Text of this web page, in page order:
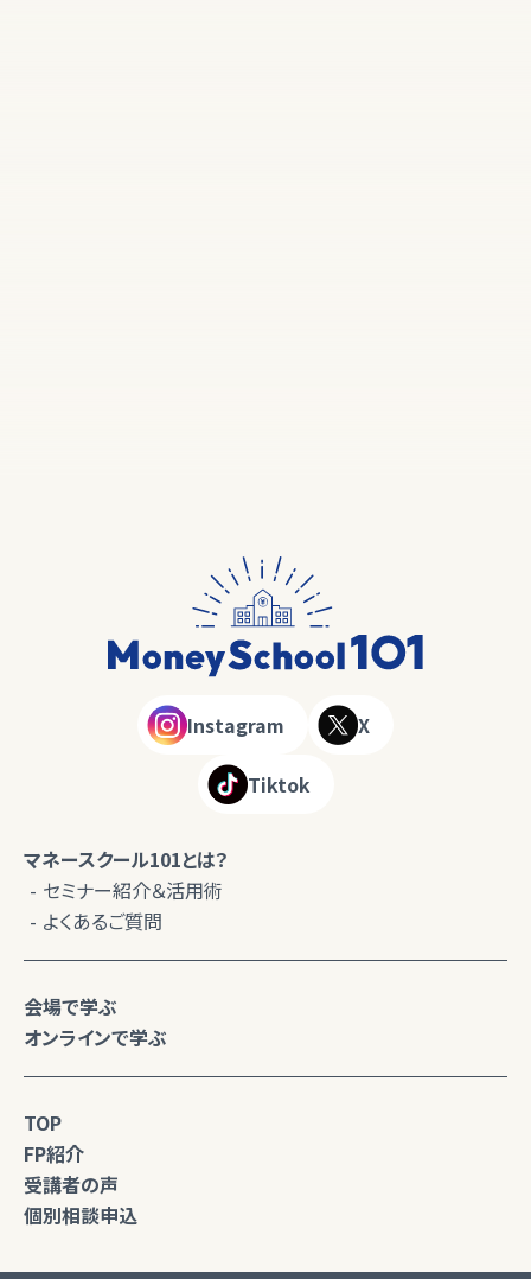
Instagram X
Tiktok
マネースクール101とは？
セミナー紹介＆活用術
よくあるご質問
会場で学ぶ
オンラインで学ぶ
TOP
FP紹介
受講者の声
個別相談申込